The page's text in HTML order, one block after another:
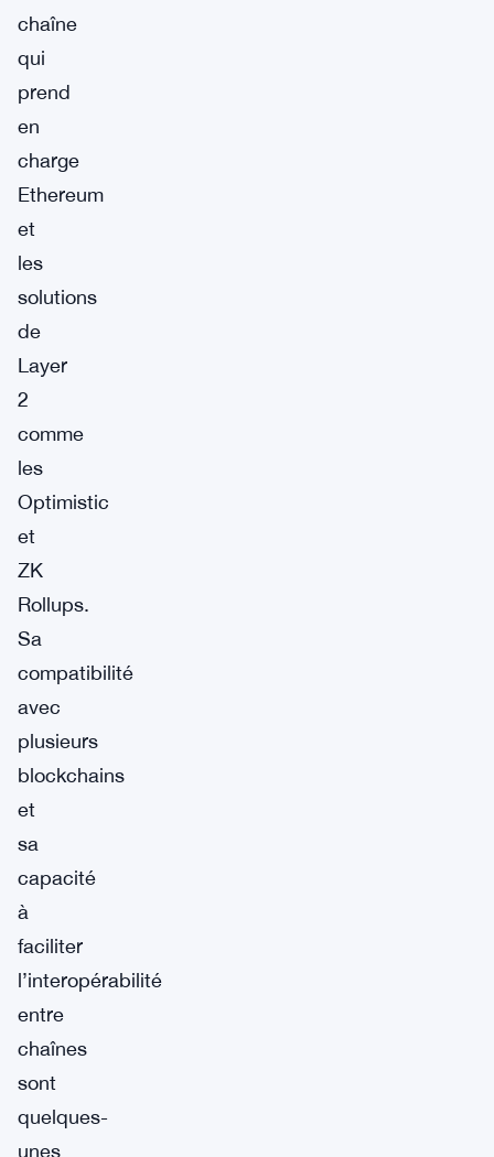
chaîne
qui
prend
en
charge
Ethereum
et
les
solutions
de
Layer
2
comme
les
Optimistic
et
ZK
Rollups.
Sa
compatibilité
avec
plusieurs
blockchains
et
sa
capacité
à
faciliter
l’interopérabilité
entre
chaînes
sont
quelques-
unes